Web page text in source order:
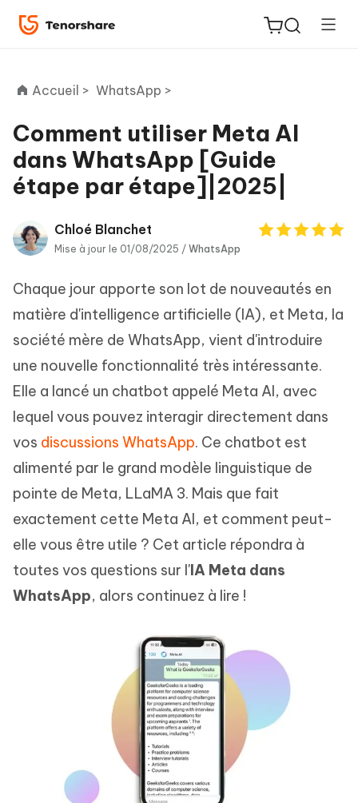
ReiBoot
for iOS
PDNob
PDF
New
iAnyGo
Accueil > WhatsApp >
Comment utiliser Meta AI
dans WhatsApp [Guide
étape par étape]|2025|
Chloé Blanchet
Mise à jour le 01/08/2025 / WhatsApp
Chaque jour apporte son lot de nouveautés en
matière d'intelligence artificielle (IA), et Meta, la
société mère de WhatsApp, vient d'introduire
une nouvelle fonctionnalité très intéressante.
Elle a lancé un chatbot appelé Meta AI, avec
lequel vous pouvez interagir directement dans
vos discussions WhatsApp. Ce chatbot est
alimenté par le grand modèle linguistique de
pointe de Meta, LLaMA 3. Mais que fait
exactement cette Meta AI, et comment peut-
elle vous être utile ? Cet article répondra à
toutes vos questions sur l'IA Meta dans
WhatsApp, alors continuez à lire !